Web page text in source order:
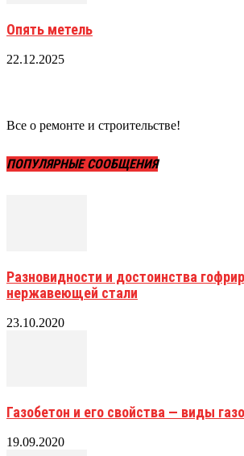
Опять метель
22.12.2025
Все о ремонте и строительстве!
ПОПУЛЯРНЫЕ СООБЩЕНИЯ
Разновидности и достоинства
нержавеющей стали
23.10.2020
Газобетон и его свойства — виды
19.09.2020